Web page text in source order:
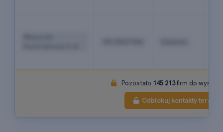
Pozostało 145 213firm do
Odblokuj kontakty teraz